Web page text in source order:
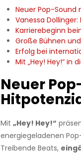
Neuer Pop-Sound
Vanessa
Karrierebeginn
Große Bühnen
Erfolg bei
Mit „Hey! Hey!“ in
Neuer
Mit „Hey! Hey!“
energiegeladenen
Treibende Beats,